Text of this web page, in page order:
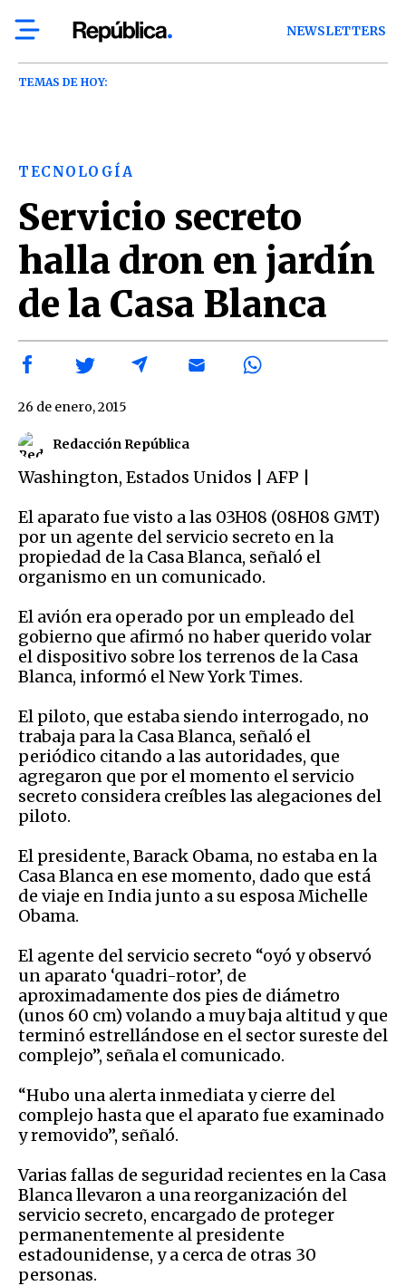
NEWSLETTERS
TEMAS DE HOY:
TECNOLOGÍA
Servicio secreto
halla dron en jardín
de la Casa Blanca
Redacción República
26 de enero, 2015
Washington, Estados Unidos | AFP |
El aparato fue visto a las 03H08 (08H08 GMT)
por un agente del servicio secreto en la
propiedad de la Casa Blanca, señaló el
organismo en un comunicado.
El avión era operado por un empleado del
gobierno que afirmó no haber querido volar
el dispositivo sobre los terrenos de la Casa
Blanca, informó el New York Times.
El piloto, que estaba siendo interrogado, no
trabaja para la Casa Blanca, señaló el
periódico citando a las autoridades, que
agregaron que por el momento el servicio
secreto considera creíbles las alegaciones del
piloto.
El presidente, Barack Obama, no estaba en la
Casa Blanca en ese momento, dado que está
de viaje en India junto a su esposa Michelle
Obama.
El agente del servicio secreto “oyó y observó
un aparato ‘quadri-rotor’, de
aproximadamente dos pies de diámetro
(unos 60 cm) volando a muy baja altitud y que
terminó estrellándose en el sector sureste del
complejo”, señala el comunicado.
“Hubo una alerta inmediata y cierre del
complejo hasta que el aparato fue examinado
y removido”, señaló.
Varias fallas de seguridad recientes en la Casa
Blanca llevaron a una reorganización del
servicio secreto, encargado de proteger
permanentemente al presidente
estadounidense, y a cerca de otras 30
personas.